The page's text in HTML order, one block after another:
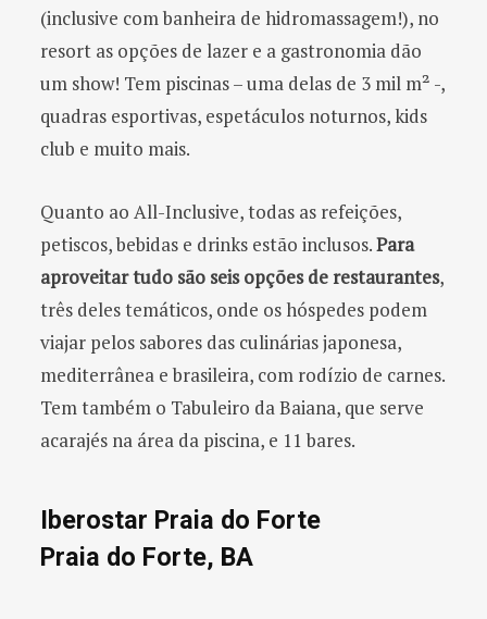
(inclusive com banheira de hidromassagem!), no
resort as opções de lazer e a gastronomia dão
um show! Tem piscinas – uma delas de 3 mil m² -,
quadras esportivas, espetáculos noturnos, kids
club e muito mais.
Quanto ao All-Inclusive, todas as refeições,
petiscos, bebidas e drinks estão inclusos.Para
aproveitar tudo são seis opções de restaurantes,
três deles temáticos, onde os hóspedes podem
viajar pelos sabores das culinárias japonesa,
mediterrânea e brasileira, com rodízio de carnes.
Tem também o Tabuleiro da Baiana, que serve
acarajés na área da piscina, e 11 bares.
Iberostar Praia do Forte
Praia do Forte, BA